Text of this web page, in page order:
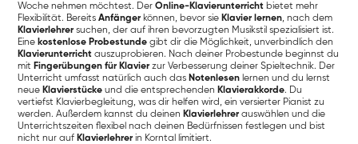
Woche nehmen möchtest. DerOnline-Klavierunterricht bietet mehr
Flexibilität. BereitsAnfänger können, bevor sie Klavier lernen, nach dem
Klavierlehrer suchen, der auf ihren bevorzugten Musikstil spezialisiert ist.
Eine kostenlose Probestunde gibt dir die Möglichkeit, unverbindlich den
Klavierunterricht auszuprobieren. Nach deiner Probestunde beginnst du
mit Fingerübungen für Klavier zur Verbesserung deiner Spieltechnik. Der
Unterricht umfasst natürlich auch das Notenlesen lernen und du lernst
neue Klavierstücke und die entsprechenden Klavierakkorde. Du
vertiefst Klavierbegleitung, was dir helfen wird, ein versierter Pianist zu
werden. Außerdem kannst du deinen Klavierlehrer auswählen und die
Unterrichtszeiten flexibel nach deinen Bedürfnissen festlegen und bist
nicht nur auf Klavierlehrer in Korntal limitiert.